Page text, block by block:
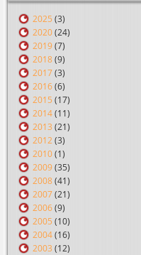
2025 (3)
2020 (24)
2019 (7)
2018 (9)
2017 (3)
2016 (6)
2015 (17)
2014 (11)
2013 (21)
2012 (3)
2010 (1)
2009 (35)
2008 (41)
2007 (21)
2006 (9)
2005 (10)
2004 (16)
2003 (12)